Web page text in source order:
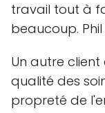
travail tout à
beaucoup. Phil
Un autre
qualité des
propreté de